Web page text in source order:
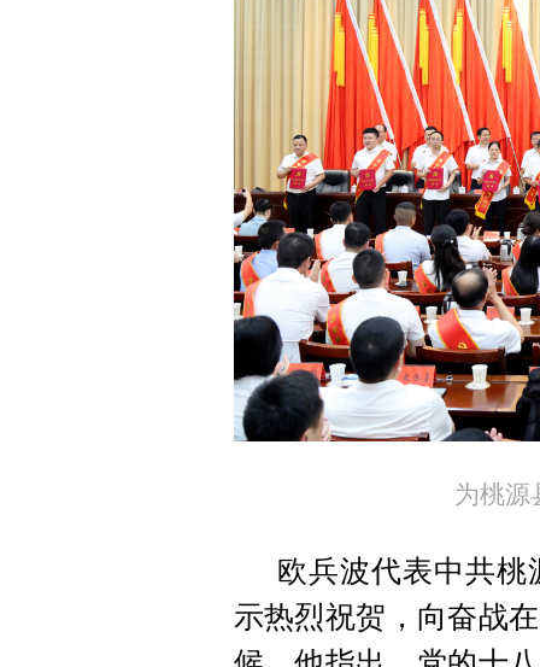
为桃源
欧兵波代表中共
示热烈祝贺，向奋战